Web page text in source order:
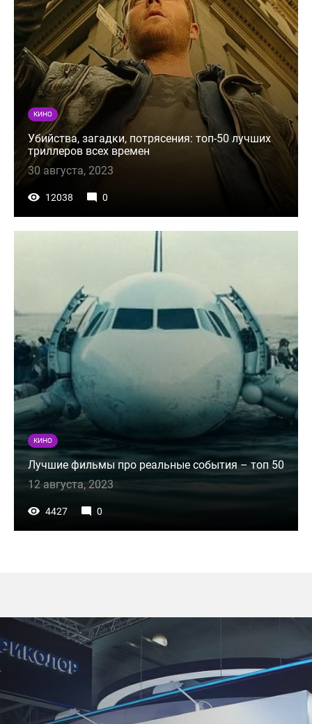
КИНО
Убийства, загадки, потрясения: топ-50 лучших
триллеров всех времен
30 августа, 2023
12038 0
КИНО
Лучшие фильмы про реальные события – топ 50
12 августа, 2023
4427 0